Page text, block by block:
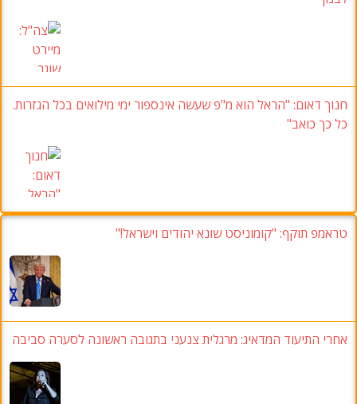
חנוך דאום: "הראל הוא מ"פ שעשה אינספור ימי מילואים בכל הגזרות.
כל כך כואב"
טראמפ תוקף: "קומוניסט שונא יהודים וישראל!"
אחרי התיעוד המדאיג: מרגלית צנעני בתגובה ראשונה לסערה סביבה